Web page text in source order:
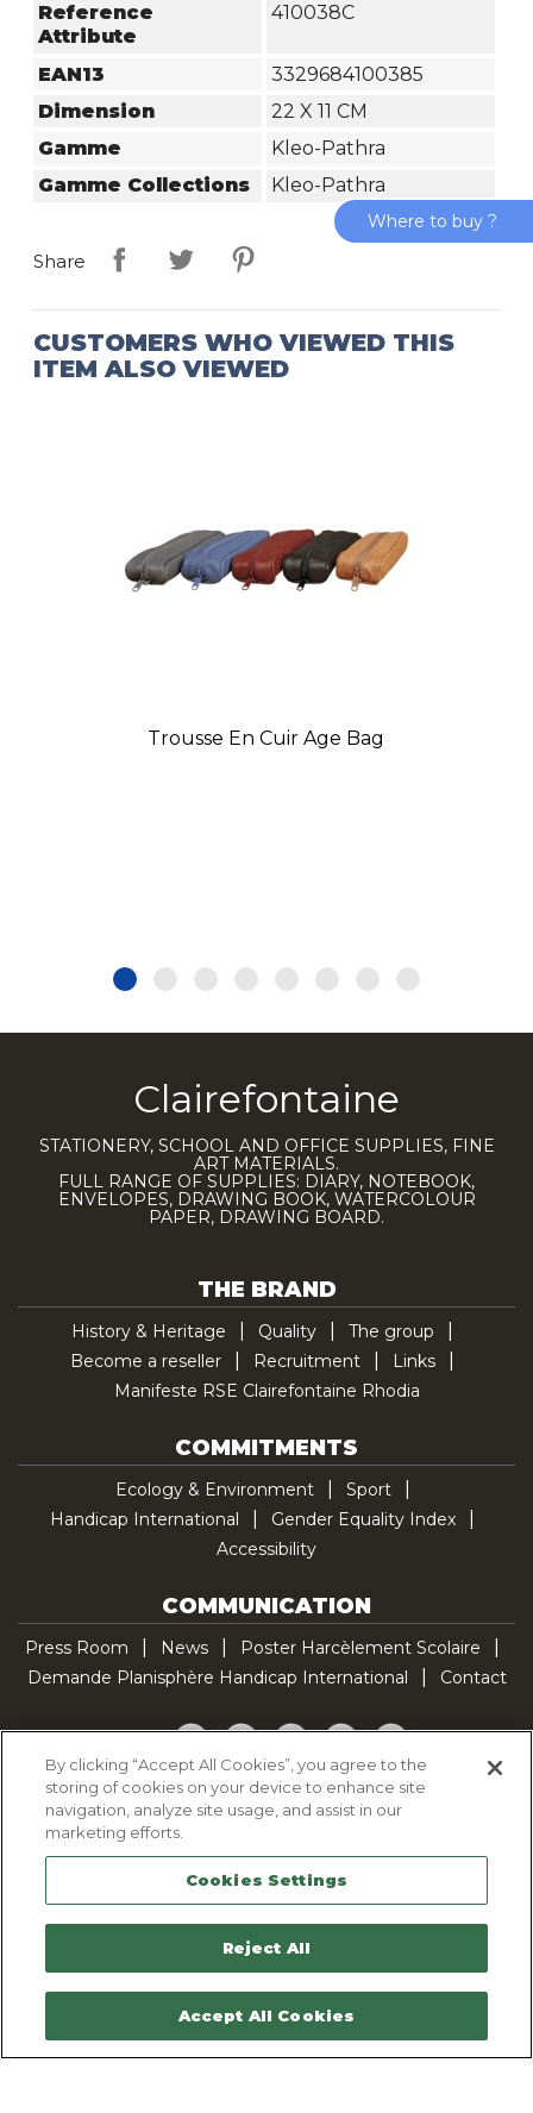
Reference
Attribute
410038C
EAN13
3329684100385
Dimension
22 X 11 CM
Gamme
Kleo-Pathra
Gamme Collections
Kleo-Pathra
Share
CUSTOMERS WHO VIEWED THIS
ITEM ALSO VIEWED
Trousse En Cuir Age Bag
Clairefontaine
STATIONERY, SCHOOL AND OFFICE SUPPLIES, FINE
ART MATERIALS.
FULL RANGE OF SUPPLIES: DIARY, NOTEBOOK,
ENVELOPES, DRAWING BOOK, WATERCOLOUR
PAPER, DRAWING BOARD.
THE BRAND
History & Heritage Quality
The group
Become a reseller
Recruitment
Links
Manifeste RSE Clairefontaine Rhodia
COMMITMENTS
Ecology & Environment
Sport
Handicap International
Gender Equality Index
Accessibility
COMMUNICATION
Press Room News
Poster Harcèlement Scolaire
Demande Planisphère Handicap International
Contact
Facebook
TwitterYouTubePinterestTikTok
Cookie Policy
Legal Notice
Sitemap
Contactez-nous
Where to buy ?
By clicking “Accept All Cookies”, you agree to the
storing of cookies on your device to enhance site
navigation, analyze site usage, and assist in our
marketing efforts.
Cookies Settings
Reject All
Accept All Cookies